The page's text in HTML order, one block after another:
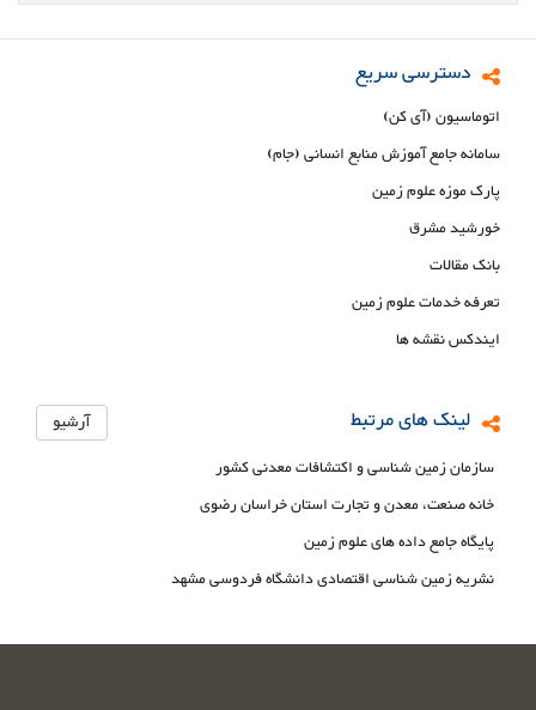
دسترسی سریع
اتوماسیون (آی کن)
سامانه جامع آموزش منابع انسانی (جام)
پارک موزه علوم زمین
خورشید مشرق
بانک مقالات
تعرفه خدمات علوم زمین
ایندکس نقشه ها
لینک های مرتبط آرشیو
سازمان زمین شناسی و اکتشافات معدنی کشور
خانه صنعت، معدن و تجارت استان خراسان رضوی
پایگاه جامع داده های علوم زمین
نشریه زمین شناسی اقتصادی دانشگاه فردوسی مشهد